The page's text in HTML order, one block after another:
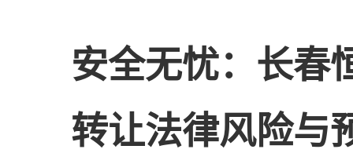
安全无忧：长春
转让法律风险与